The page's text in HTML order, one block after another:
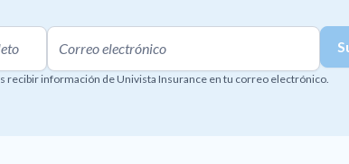
recibir información de Univista Insurance en tu correo electrónico.